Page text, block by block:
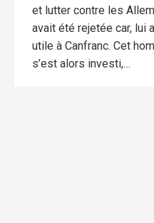
et lutter contre les
avait été rejetée car, lui
utile à Canfranc. Cet
s’est alors investi,…